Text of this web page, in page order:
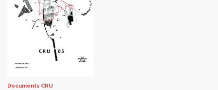
Documents CRU